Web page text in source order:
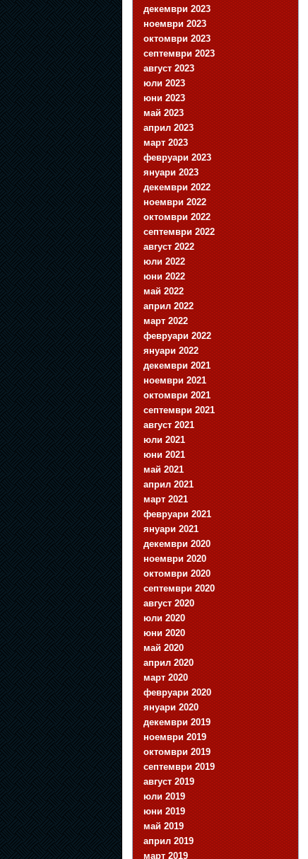
декември 2023
ноември 2023
октомври 2023
септември 2023
август 2023
юли 2023
юни 2023
май 2023
април 2023
март 2023
февруари 2023
януари 2023
декември 2022
ноември 2022
октомври 2022
септември 2022
август 2022
юли 2022
юни 2022
май 2022
април 2022
март 2022
февруари 2022
януари 2022
декември 2021
ноември 2021
октомври 2021
септември 2021
август 2021
юли 2021
юни 2021
май 2021
април 2021
март 2021
февруари 2021
януари 2021
декември 2020
ноември 2020
октомври 2020
септември 2020
август 2020
юли 2020
юни 2020
май 2020
април 2020
март 2020
февруари 2020
януари 2020
декември 2019
ноември 2019
октомври 2019
септември 2019
август 2019
юли 2019
юни 2019
май 2019
април 2019
март 2019